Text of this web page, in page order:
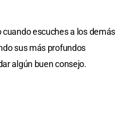
escuches a los demás
sus más profundos
algún buen consejo.